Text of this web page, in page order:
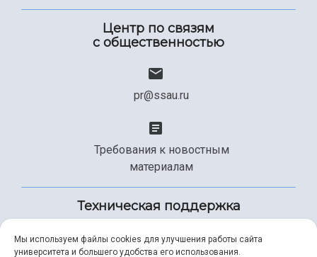
Центр по связям
с общественностью
pr@ssau.ru
Требования к новостным
материалам
Техническая поддержка
Мы используем файлы cookies для улучшения работы сайта
университета и большего удобства его использования.